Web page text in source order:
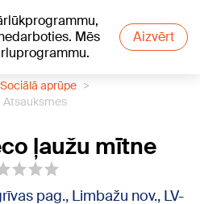
Mēs
Aizvērt
Sociālā aprūpe
Atsauksmes
ļaužu mītne
pag., Limbažu nov., LV-